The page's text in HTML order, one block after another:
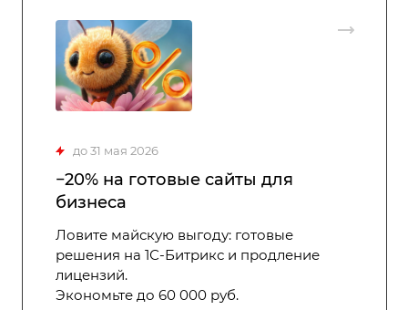
до 31 мая 2026
−20% на готовые сайты для
бизнеса
Ловите майскую выгоду: готовые
решения на 1С-Битрикс и продление
лицензий.
Экономьте до 60 000 руб.